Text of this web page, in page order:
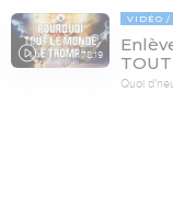
78:19
VIDÉO
Quoi